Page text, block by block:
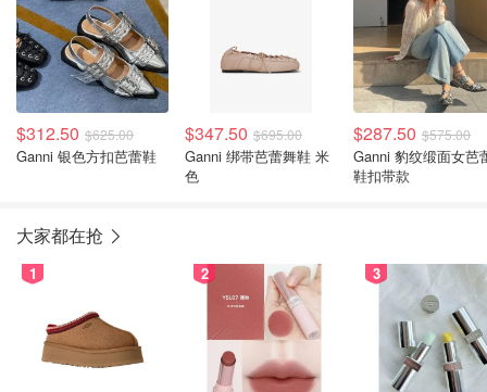
$312.50 $625.00
Ganni 银色方扣芭蕾鞋
$347.50 $695.00
Ganni 绑带芭蕾舞鞋 米
色
$287.50 $575.00
Ganni 豹纹缎面女芭
鞋扣带款
大家都在抢
1 2 3